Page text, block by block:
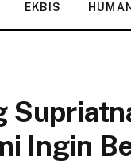
EKBIS
Ingin